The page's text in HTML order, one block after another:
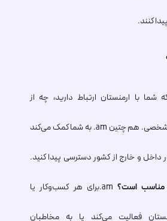
کنند.
با ارمنستان ارتباط دارید، چه از
شخصی. هم چتین .amبه شما کمک می‌کند
داخل و خارج از کشور دسترسی پیدا کنید.
مناسب است؟ .amبرای هر کسب‌وکار یا
فعالیت می‌کند یا به مخاطبان